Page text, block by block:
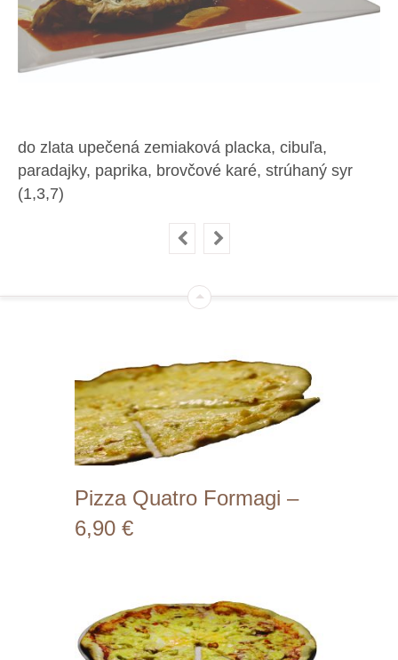
do zlata upečená zemiaková placka, cibuľa,
paradajky, paprika, brovčové karé, strúhaný syr
(1,3,7)
Pizza Quatro Formagi –
6,90 €